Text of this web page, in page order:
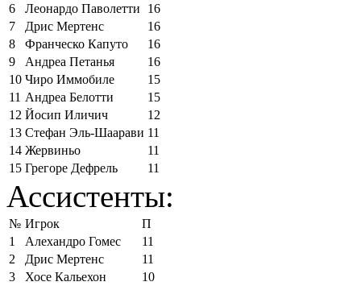
6
Леонардо Паволетти
16
7
Дрис Мертенс
16
8
Франческо Капуто
16
9
Андреа Петанья
16
10 Чиро Иммобиле
15
11 Андреа Белотти
15
12 Йосип Иличич
12
13 Стефан Эль-Шаарави 11
14 Жервиньо
11
15 Грегоре Дефрель 11
Ассистенты:
№ Игрок
П
1
Алехандро Гомес
11
2
Дрис Мертенс
11
3
Хосе Кальехон
10